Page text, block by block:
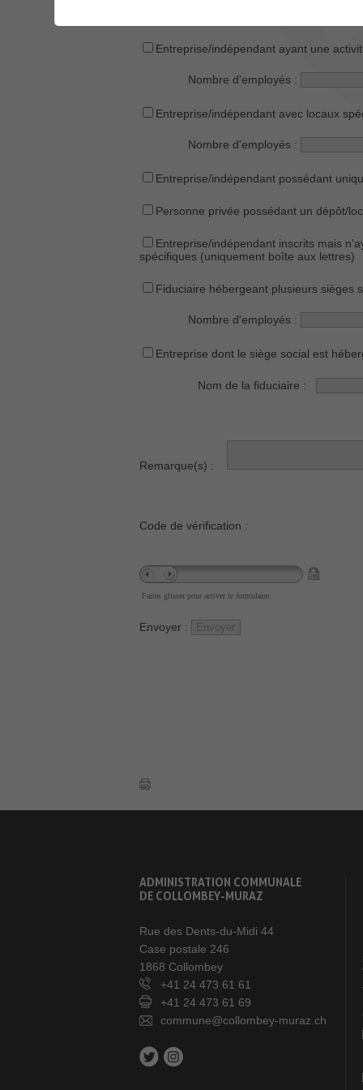
Entreprise/indépendant ayant une
Nombre d'employés :
Entreprise/indépendant avec locaux
Nombre d'employés :
Entreprise/indépendant possédant
Personne privée possédant un dépôt/
Entreprise/indépendant inscrits mais
spécifiques (uniquement boîte aux lettres)
Fiduciaire hébergeant plusieurs
Nombre d'employés :
Entreprise dont le siège social est
Nom de la fiduciaire :
Remarque(s) :
Code de vérification :
Faites glisser pour activer le formulaire.
Envoyer :
ADMINISTRATION COMMUNALE
DE COLLOMBEY-MURAZ
Rue des Dents-du-Midi 44
Case postale 246
1868 Collombey
+41 24 473 61 61
+41 24 473 61 69
commune@collombey-muraz.ch